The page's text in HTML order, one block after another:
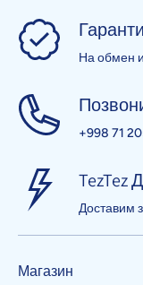
На обмен
+998 71
TezTez
Доставим
Магазин